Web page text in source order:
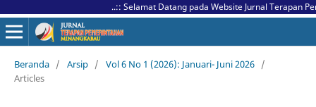
..:: Selamat Datang pada Website Jurnal Terapan
Beranda / Arsip / Vol 6 No 1 (2026): Januari- Juni 2026 /
Articles